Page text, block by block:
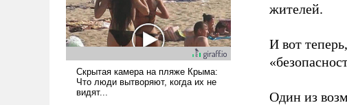
жителей.
И вот
Один из